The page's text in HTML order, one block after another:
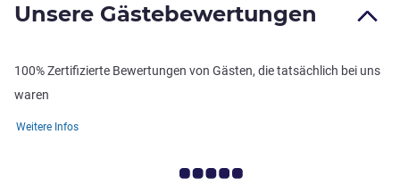
Unsere Gästebewertungen
100% Zertifizierte Bewertungen von Gästen, die tatsächlich bei uns
waren
Weitere Infos